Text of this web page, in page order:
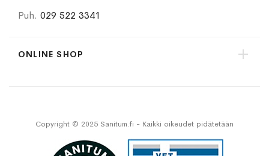
Puh. 029 522 3341
ONLINE SHOP
Copyright © 2025 Sanitum.fi - Kaikki oikeudet pidätetään